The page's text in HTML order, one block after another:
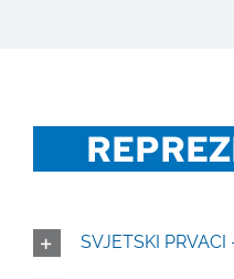
SVJETSKI PRVACI